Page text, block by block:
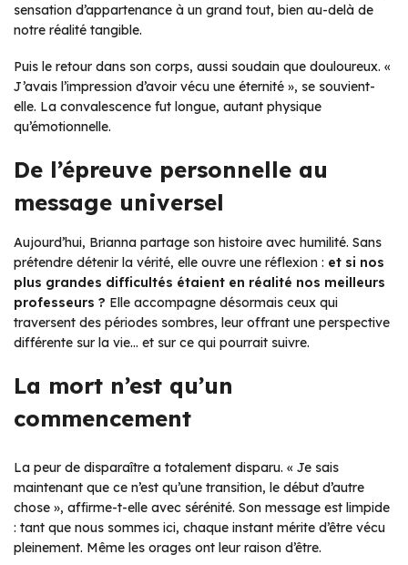
sensation d’appartenance à un grand tout, bien au-delà de
notre réalité tangible.
Puis le retour dans son corps, aussi soudain que douloureux. «
J’avais l’impression d’avoir vécu une éternité », se souvient-
elle. La convalescence fut longue, autant physique
qu’émotionnelle.
De l’épreuve personnelle au
message universel
Aujourd’hui, Brianna partage son histoire avec humilité. Sans
prétendre détenir la vérité, elle ouvre une réflexion : et si nos
plus grandes difficultés étaient en réalité nos meilleurs
professeurs ? Elle accompagne désormais ceux qui
traversent des périodes sombres, leur offrant une perspective
différente sur la vie… et sur ce qui pourrait suivre.
La mort n’est qu’un
commencement
La peur de disparaître a totalement disparu. « Je sais
maintenant que ce n’est qu’une transition, le début d’autre
chose », affirme-t-elle avec sérénité. Son message est limpide
: tant que nous sommes ici, chaque instant mérite d’être vécu
pleinement. Même les orages ont leur raison d’être.